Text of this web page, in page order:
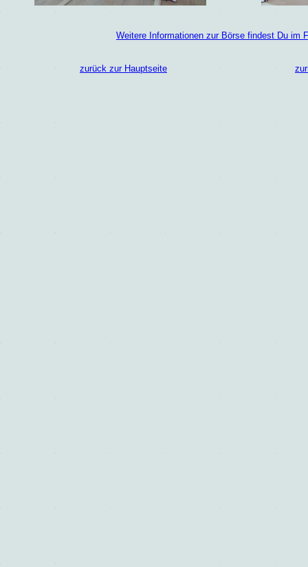
Weitere Informationen zur Börse findest Du im
zurück zur Hauptseite